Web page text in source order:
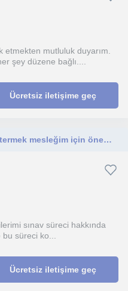
etmekten mutluluk duyarım.
şey düzene bağlı....
Ücretsiz iletişime geç
Dinlemek, araştırmak ve yol göstermek mesleğim için önemli bu süreci sınava hazırlanan öğrencilerimle geçirmekten keyif alacağım.
sınav süreci hakkında
süreci ko...
Ücretsiz iletişime geç